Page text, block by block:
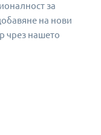
за
на нови
чрез нашето